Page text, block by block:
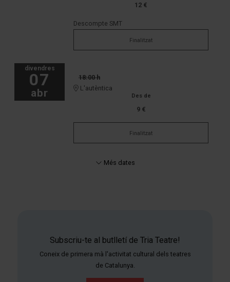
12 €
Descompte SMT
Finalitzat
divendres
07
abr
18:00 h
L'autèntica
Des de
9 €
Finalitzat
Més dates
Subscriu-te al butlletí de Tria Teatre!
Coneix de primera mà l'activitat cultural dels teatres
de Catalunya.